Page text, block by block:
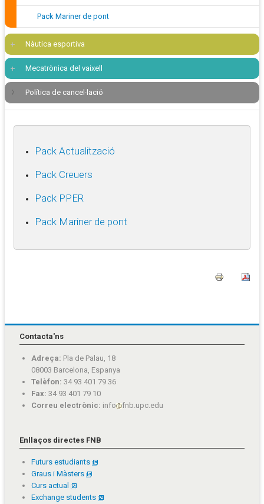
Pack Mariner de pont
Nàutica esportiva
Mecatrònica del vaixell
Política de cancel·lació
Pack Actualització
Pack Creuers
Pack PPER
Pack Mariner de pont
Contacta'ns
Adreça: Pla de Palau, 18
08003 Barcelona, Espanya
Telèfon: 34 93 401 79 36
Fax: 34 93 401 79 10
Correu electrònic: info fnb.upc.edu
Enllaços directes FNB
Futurs estudiants
Graus i Màsters
Curs actual
Exchange students